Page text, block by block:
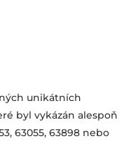
unikátních
byl vykázán alespoň
63055, 63898 nebo